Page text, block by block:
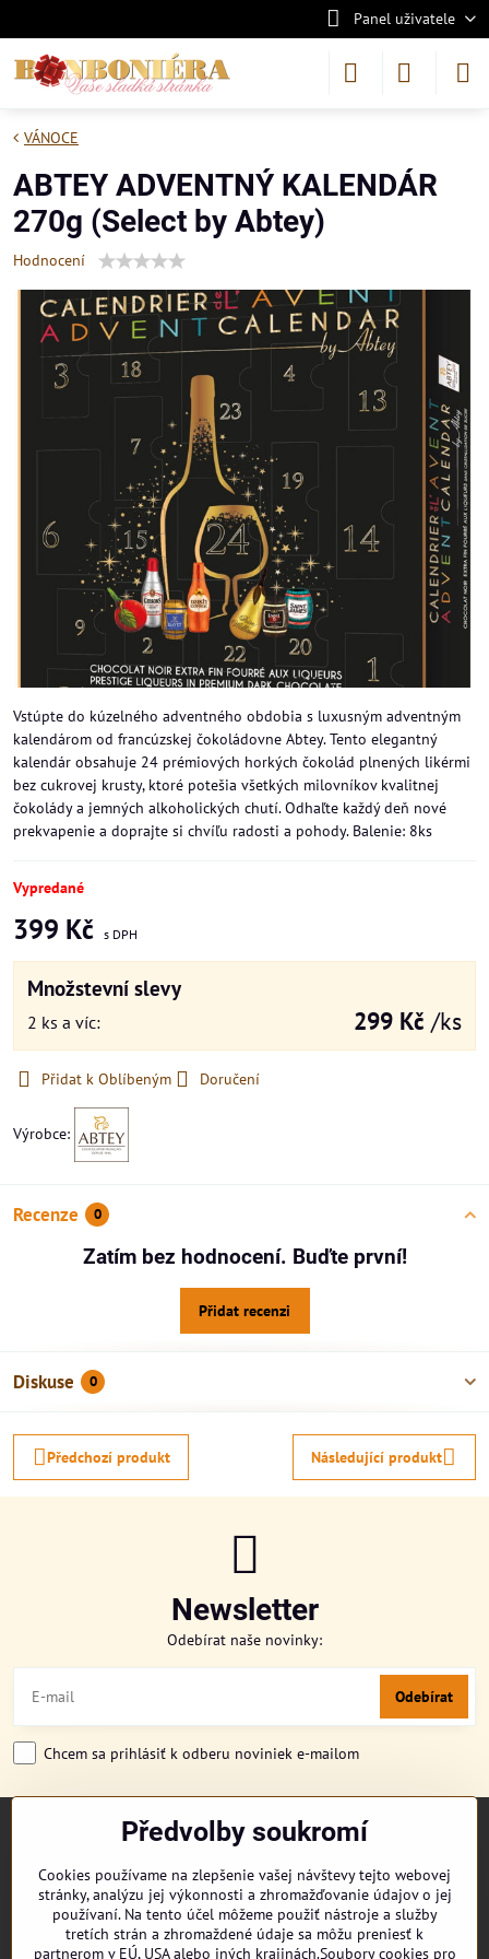
Panel uživatele
VÁNOCE
ABTEY ADVENTNÝ KALENDÁR
270g (Select by Abtey)
Hodnocení
Vstúpte do kúzelného adventného obdobia s luxusným adventným
kalendárom od francúzskej čokoládovne Abtey. Tento elegantný
kalendár obsahuje 24 prémiových horkých čokolád plnených likérmi
bez cukrovej krusty, ktoré potešia všetkých milovníkov kvalitnej
čokolády a jemných alkoholických chutí. Odhaľte každý deň nové
prekvapenie a doprajte si chvíľu radosti a pohody. Balenie: 8ks
Vypredané
399 Kč
Množstevní slevy
2 ks a víc: 299 Kč /ks
Přidat k Oblíbeným Doručení
Výrobce:
Recenze 0
Zatím bez hodnocení. Buďte první!
Přidat recenzi
Diskuse 0
Předchozí produkt Následující produkt
Newsletter
Odebírat naše novinky:
Odebírat
Chcem sa prihlásiť k odberu noviniek e-mailom
CUKRONOVINKY
DORUČENÍ OBJEDNÁVKY
REKLAMAČNÍ ŘÁD
Předvolby soukromí
Cookies používame na zlepšenie vašej návštevy tejto webovej
stránky, analýzu jej výkonnosti a zhromažďovanie údajov o jej
používaní. Na tento účel môžeme použiť nástroje a služby
tretích strán a zhromaždené údaje sa môžu preniesť k
partnerom v EÚ, USA alebo iných krajinách.Soubory cookies pro